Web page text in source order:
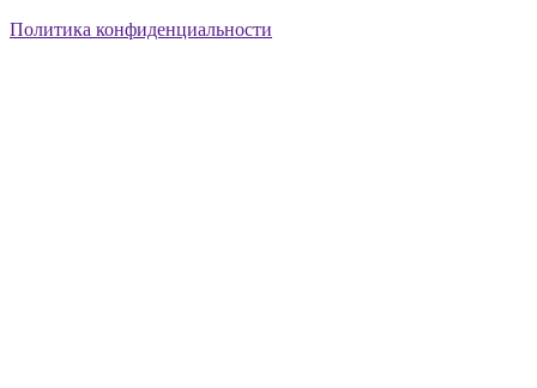
Политика конфиденциальности